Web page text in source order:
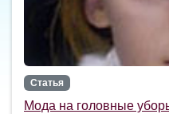
Статья
Мода на головные